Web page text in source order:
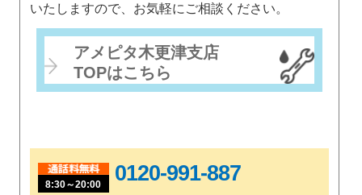
いたしますので、お気軽にご相談ください。
アメピタ木更津支店
TOPはこちら
8:30～20:00 0120-991-887